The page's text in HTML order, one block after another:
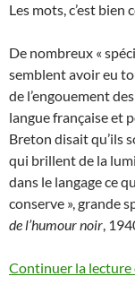
Les mots, c’est bien
De nombreux «
semblent avoir eu
de l’engouement
langue française et
Breton disait qu’ils
qui brillent de la
dans le langage ce
conserve », grande
de l’humour noir,
Continuer la lecture